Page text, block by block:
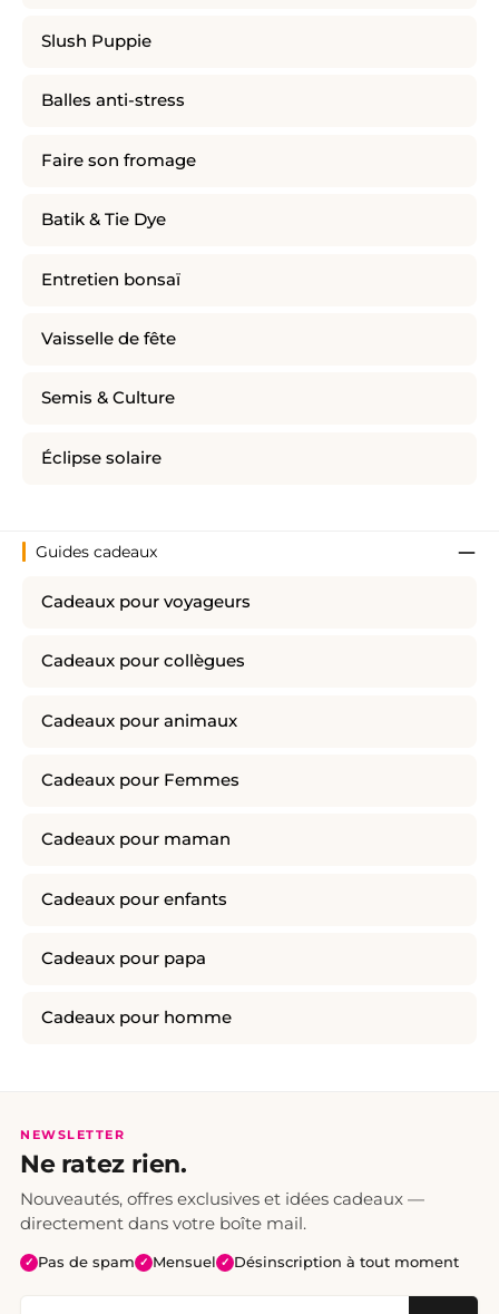
Slush Puppie
Balles anti-stress
Faire son fromage
Batik & Tie Dye
Entretien bonsaï
Vaisselle de fête
Semis & Culture
Éclipse solaire
Guides cadeaux
Cadeaux pour voyageurs
Cadeaux pour collègues
Cadeaux pour animaux
Cadeaux pour Femmes
Cadeaux pour maman
Cadeaux pour enfants
Cadeaux pour papa
Cadeaux pour homme
NEWSLETTER
Ne ratez rien.
Nouveautés, offres exclusives et idées cadeaux —
directement dans votre boîte mail.
✓ Pas de spam ✓ Mensuel ✓ Désinscription à tout moment